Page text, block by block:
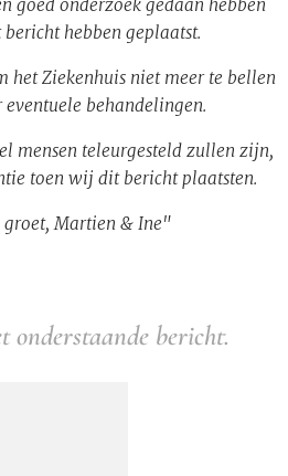
goed onderzoek gedaan hebben
hebben geplaatst.
het Ziekenhuis niet meer te bellen
eventuele behandelingen.
mensen teleurgesteld zullen zijn,
toen wij dit bericht plaatsten.
Martien & Ine"
onderstaande bericht.